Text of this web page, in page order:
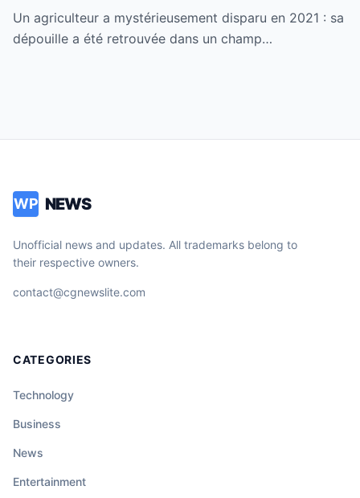
un champ en Aveyron, laissant tout le
monde sans voix.
Un agriculteur a mystérieusement disparu en 2021 : sa
dépouille a été retrouvée dans un champ…
WP NEWS
Unofficial news and updates. All trademarks belong to
their respective owners.
contact@cgnewslite.com
CATEGORIES
Technology
Business
News
Entertainment